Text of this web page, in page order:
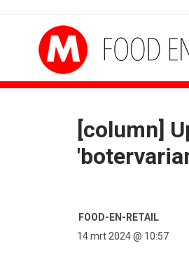
[column]
FOOD-EN-RETAIL
14 mrt 2024 @ 10:57
Marketing mix modelling terug van...
De marketingwereld optimaliseert...
Marketingtransfers week 28, 2026